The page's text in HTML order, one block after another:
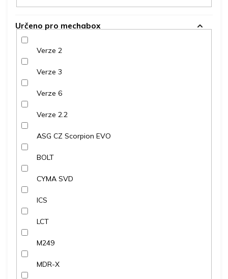
Určeno pro mechabox
Verze 2
Verze 3
Verze 6
Verze 2.2
ASG CZ Scorpion EVO
BOLT
CYMA SVD
ICS
LCT
M249
MDR-X